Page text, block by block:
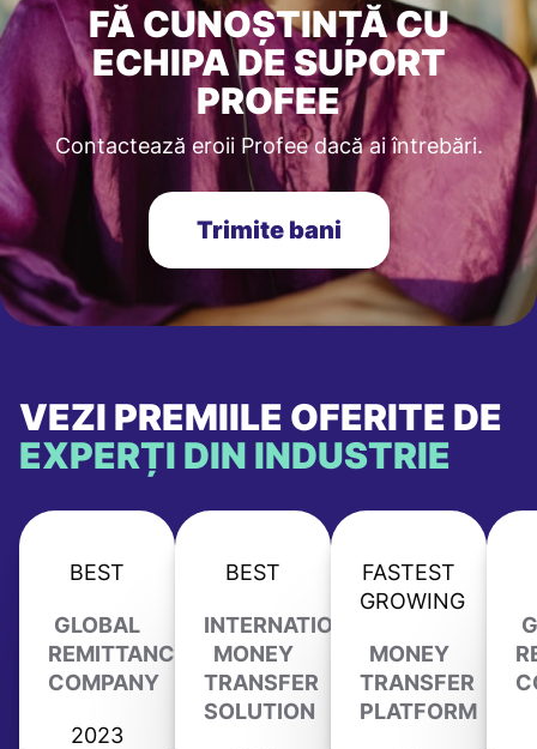
FĂ CUNOȘTINȚĂ CU
ECHIPA DE SUPORT
PROFEE
Contactează eroii Profee dacă ai întrebări.
Trimite bani
VEZI PREMIILE OFERITE DE
EXPERȚI DIN INDUSTRIE
BEST
GLOBAL
REMITTANCE
COMPANY
2023
BEST
INTERNATIONAL
MONEY
TRANSFER
SOLUTION
FASTEST
GROWING
MONEY
TRANSFER
PLATFORM